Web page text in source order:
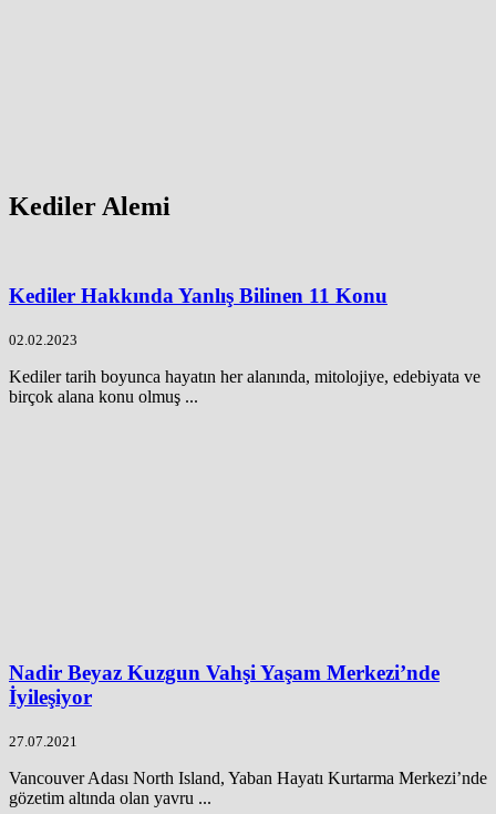
Kediler Alemi
Kediler Hakkında Yanlış Bilinen 11 Konu
02.02.2023
Kediler tarih boyunca hayatın her alanında, mitolojiye, edebiyata ve
birçok alana konu olmuş ...
Nadir Beyaz Kuzgun Vahşi Yaşam Merkezi’nde
İyileşiyor
27.07.2021
Vancouver Adası North Island, Yaban Hayatı Kurtarma Merkezi’nde
gözetim altında olan yavru ...